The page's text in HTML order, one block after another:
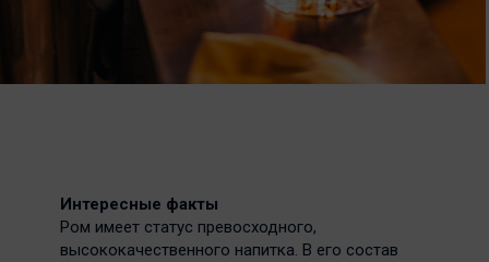
Интересные факты
Ром имеет статус превосходного,
высококачественного напитка. В его состав